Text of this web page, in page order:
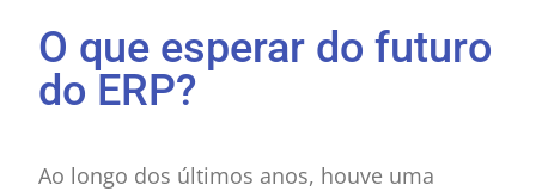
O que esperar do futuro
do ERP?
Ao longo dos últimos anos, houve uma